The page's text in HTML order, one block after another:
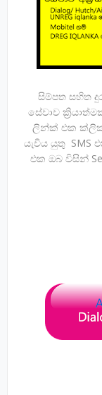
සිම්පත සහිත
සේවාව
ලින්ක් එක ක්ලික්
යැවිය යුතු SMS
එක ඔබ විසින්